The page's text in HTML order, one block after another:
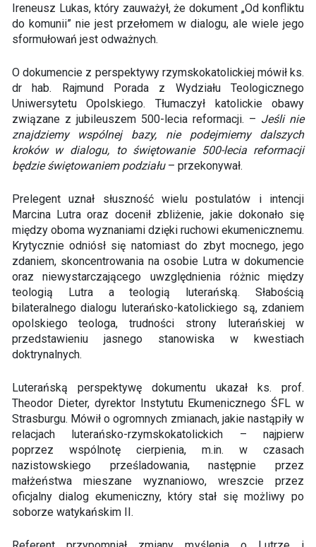
Ireneusz Lukas, który zauważył, że dokument „Od konfliktu
do komunii” nie jest przełomem w dialogu, ale wiele jego
sformułowań jest odważnych.
O dokumencie z perspektywy rzymskokatolickiej mówił ks.
dr hab. Rajmund Porada z Wydziału Teologicznego
Uniwersytetu Opolskiego. Tłumaczył katolickie obawy
związane z jubileuszem 500-lecia reformacji. – Jeśli nie
znajdziemy wspólnej bazy, nie podejmiemy dalszych
kroków w dialogu, to świętowanie 500-lecia reformacji
będzie świętowaniem podziału– przekonywał.
Prelegent uznał słuszność wielu postulatów i intencji
Marcina Lutra oraz docenił zbliżenie, jakie dokonało się
między oboma wyznaniami dzięki ruchowi ekumenicznemu.
Krytycznie odniósł się natomiast do zbyt mocnego, jego
zdaniem, skoncentrowania na osobie Lutra w dokumencie
oraz niewystarczającego uwzględnienia różnic między
teologią Lutra a teologią luterańską. Słabością
bilateralnego dialogu luterańsko-katolickiego są, zdaniem
opolskiego teologa, trudności strony luterańskiej w
przedstawieniu jasnego stanowiska w kwestiach
doktrynalnych.
Luterańską perspektywę dokumentu ukazał ks. prof.
Theodor Dieter, dyrektor Instytutu Ekumenicznego ŚFL w
Strasburgu. Mówił o ogromnych zmianach, jakie nastąpiły w
relacjach luterańsko-rzymskokatolickich – najpierw
poprzez wspólnotę cierpienia, m.in. w czasach
nazistowskiego prześladowania, następnie przez
małżeństwa mieszane wyznaniowo, wreszcie przez
oficjalny dialog ekumeniczny, który stał się możliwy po
soborze watykańskim II.